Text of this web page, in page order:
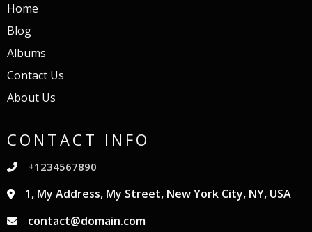
Home
Blog
Albums
Contact Us
About Us
CONTACT INFO
+1234567890
1, My Address, My Street, New York City, NY, USA
contact@domain.com